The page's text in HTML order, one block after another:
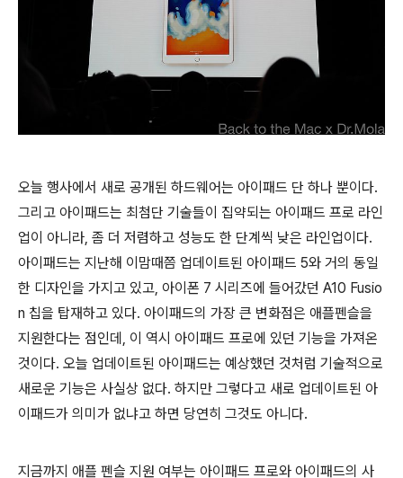
오늘 행사에서 새로 공개된 하드웨어는 아이패드 단 하나 뿐이다.
그리고 아이패드는 최첨단 기술들이 집약되는 아이패드 프로 라인
업이 아니라, 좀 더 저렴하고 성능도 한 단계씩 낮은 라인업이다.
아이패드는 지난해 이맘때쯤 업데이트된 아이패드 5와 거의 동일
한 디자인을 가지고 있고, 아이폰 7 시리즈에 들어갔던 A10 Fusio
n 칩을 탑재하고 있다. 아이패드의 가장 큰 변화점은 애플펜슬을
지원한다는 점인데, 이 역시 아이패드 프로에 있던 기능을 가져온
것이다. 오늘 업데이트된 아이패드는 예상했던 것처럼 기술적으로
새로운 기능은 사실상 없다. 하지만 그렇다고 새로 업데이트된 아
이패드가 의미가 없냐고 하면 당연히 그것도 아니다.
지금까지 애플 펜슬 지원 여부는 아이패드 프로와 아이패드의 사